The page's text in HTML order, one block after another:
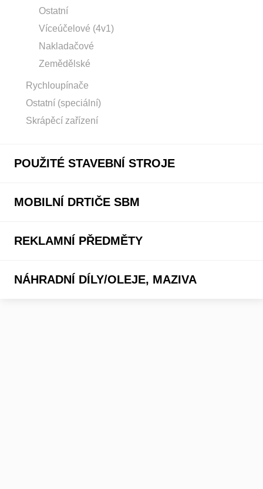
Ostatní
Víceúčelové (4v1)
Nakladačové
Zemědělské
Rychloupínače
Ostatní (speciální)
Skrápěcí zařízení
POUŽITÉ STAVEBNÍ STROJE
MOBILNÍ DRTIČE SBM
REKLAMNÍ PŘEDMĚTY
NÁHRADNÍ DÍLY/OLEJE, MAZIVA